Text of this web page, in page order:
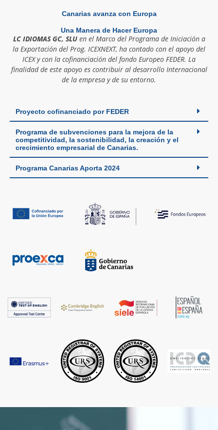
Canarias avanza con Europa
Una Manera de Hacer Europa
LC IDIOMAS GC, SLUen el Marco del Programa de Iniciación a
la Exportación del Prog. ICEXNEXT, ha contado con el apoyo del
ICEX y con la cofinanciación del fondo Europeo FEDER. La
finalidad de este apoyo es contribuir al desarrollo Internacional
de la empresa y de su entorno.
Proyecto cofinanciado por FEDER
Programa de subvenciones para la mejora de la
competitividad, la sostenibilidad, la creación y el
crecimiento empresarial de Canarias.
Programa Canarias Aporta 2024